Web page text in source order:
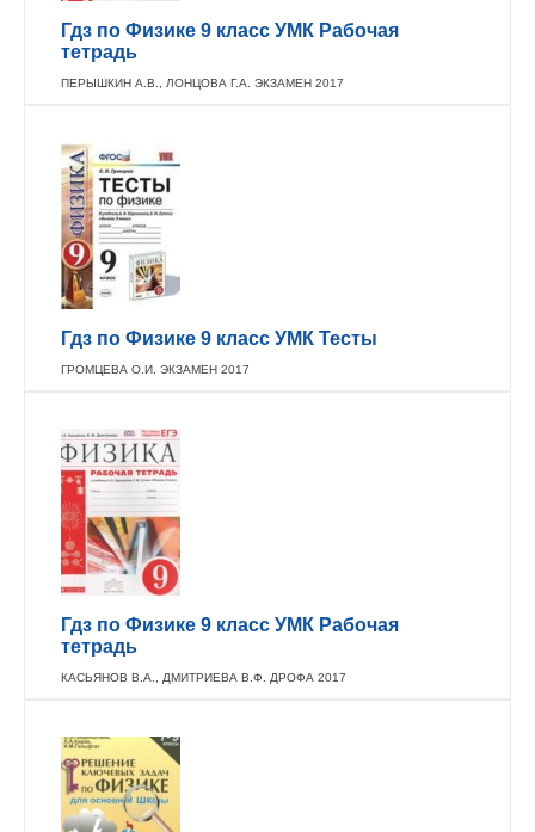
Гдз по Физике 9 класс УМК Рабочая
тетрадь
ПЕРЫШКИН А.В., ЛОНЦОВА Г.А. ЭКЗАМЕН 2017
Гдз по Физике 9 класс УМК Тесты
ГРОМЦЕВА О.И. ЭКЗАМЕН 2017
Гдз по Физике 9 класс УМК Рабочая
тетрадь
КАСЬЯНОВ В.А., ДМИТРИЕВА В.Ф. ДРОФА 2017